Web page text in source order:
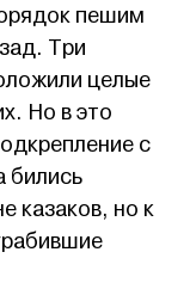
пешим
Три
целые
Но в это
с
бились
казаков, но к